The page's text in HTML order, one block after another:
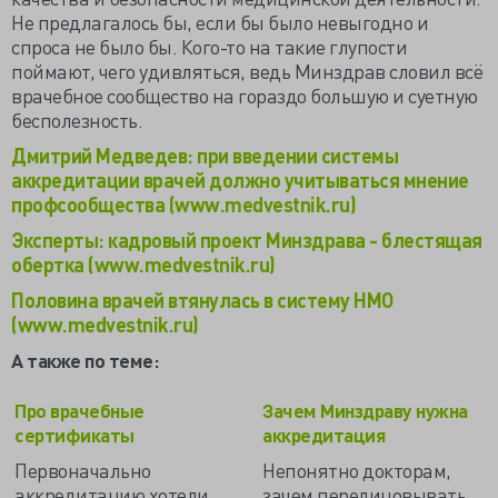
Не предлагалось бы, если бы было невыгодно и
спроса не было бы. Кого-то на такие глупости
поймают, чего удивляться, ведь Минздрав словил всё
врачебное сообщество на гораздо большую и суетную
бесполезность.
Дмитрий Медведев: при введении системы
аккредитации врачей должно учитываться мнение
профсообщества (www.medvestnik.ru)
Эксперты: кадровый проект Минздрава - блестящая
обертка (www.medvestnik.ru)
Половина врачей втянулась в систему НМО
(www.medvestnik.ru)
А также по теме:
Про врачебные
сертификаты
Первоначально
Зачем Минздраву нужна
аккредитация
Непонятно докторам,